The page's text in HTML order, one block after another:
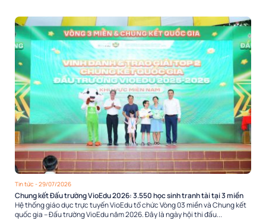
Tin tức - 29/07/2026
Chung kết Đấu trường VioEdu 2026: 3.550 học sinh tranh tài tại 3 miền
Hệ thống giáo dục trực tuyến VioEdu tổ chức Vòng 03 miền và Chung kết
quốc gia – Đấu trường VioEdu năm 2026. Đây là ngày hội thi đấu...